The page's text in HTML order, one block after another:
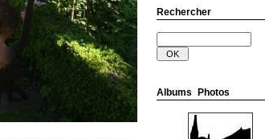
Rechercher
Albums Photos